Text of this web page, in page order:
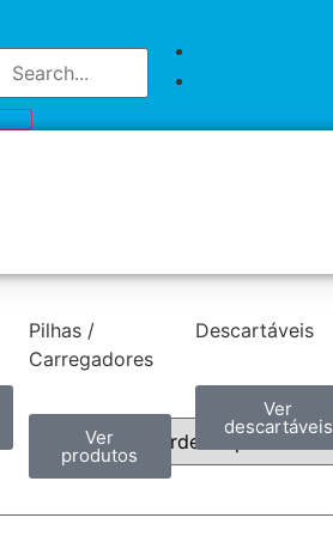
Pilhas /
Carregadores
Ver
produtos
Descartáveis
Ver
descartáveis